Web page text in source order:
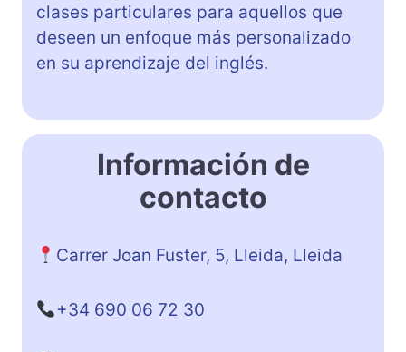
clases particulares para aquellos que
deseen un enfoque más personalizado
en su aprendizaje del inglés.
Información de
contacto
Carrer Joan Fuster, 5, Lleida, Lleida
+34 690 06 72 30